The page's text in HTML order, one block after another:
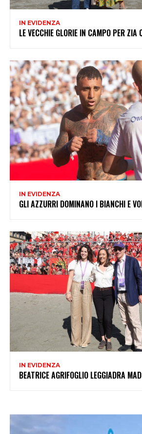
IN EVIDENZA
LE VECCHIE GLORIE IN CAMPO PER ZIA
IN EVIDENZA
GLI AZZURRI DOMINANO I BIANCHI E
IN EVIDENZA
BEATRICE AGRIFOGLIO LEGGIADRA